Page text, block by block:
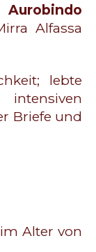
Alfassa
lebte
Briefe und
Alter von